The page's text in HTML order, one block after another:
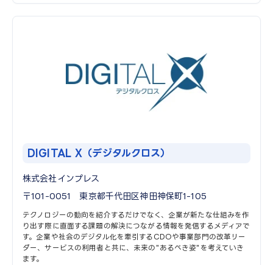
DIGITAL X（デジタルクロス）
株式会社インプレス
〒101-0051 東京都千代田区神田神保町1-105
テクノロジーの動向を紹介するだけでなく、企業が新たな仕組みを作
り出す際に直面する課題の解決につながる情報を発信するメディアで
す。企業や社会のデジタル化を牽引するCDOや事業部門の改革リー
ダー、サービスの利用者と共に、未来の"あるべき姿"を考えていき
ます。​